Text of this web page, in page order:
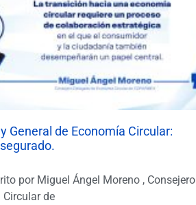
General de Economía Circular:
por Miguel Ángel Moreno , Consejero
Circular de